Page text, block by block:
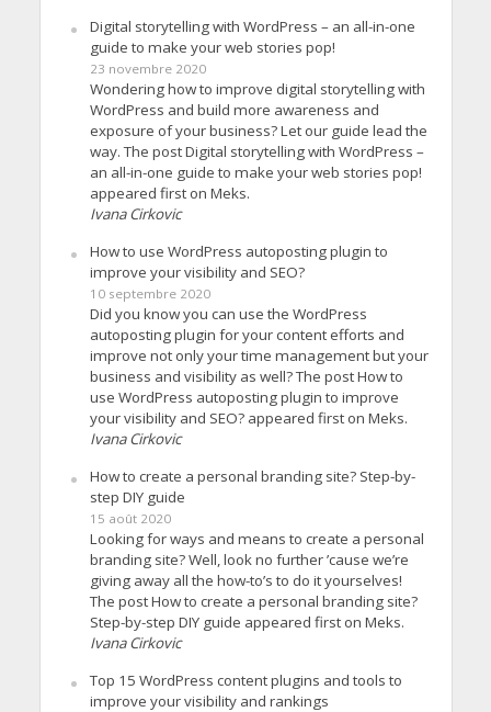
Digital storytelling with WordPress – an all-in-one
guide to make your web stories pop!
23 novembre 2020
Wondering how to improve digital storytelling with
WordPress and build more awareness and
exposure of your business? Let our guide lead the
way. The post Digital storytelling with WordPress –
an all-in-one guide to make your web stories pop!
appeared first on Meks.
Ivana Cirkovic
How to use WordPress autoposting plugin to
improve your visibility and SEO?
10 septembre 2020
Did you know you can use the WordPress
autoposting plugin for your content efforts and
improve not only your time management but your
business and visibility as well? The post How to
use WordPress autoposting plugin to improve
your visibility and SEO? appeared first on Meks.
Ivana Cirkovic
How to create a personal branding site? Step-by-
step DIY guide
15 août 2020
Looking for ways and means to create a personal
branding site? Well, look no further ’cause we’re
giving away all the how-to’s to do it yourselves!
The post How to create a personal branding site?
Step-by-step DIY guide appeared first on Meks.
Ivana Cirkovic
Top 15 WordPress content plugins and tools to
improve your visibility and rankings